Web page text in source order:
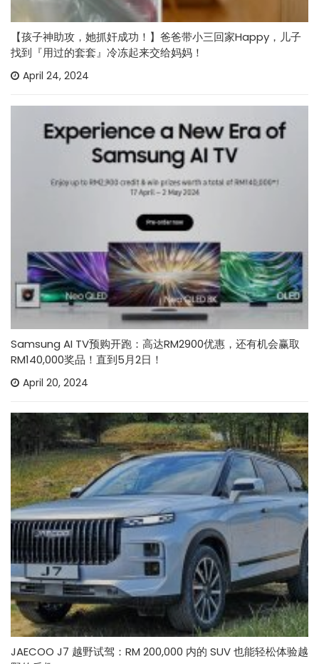
【孩子神助攻，她抓奸成功！】爸爸带小三回家Happy，儿子
找到『用过的套套』冷冻起来交给妈妈！
April 24, 2024
Samsung AI TV预购开跑：高达RM2900优惠，还有机会赢取
RM140,000奖品！直到5月2日！
April 20, 2024
JAECOO J7 越野试驾：RM 200,000 内的 SUV 也能轻松体验越